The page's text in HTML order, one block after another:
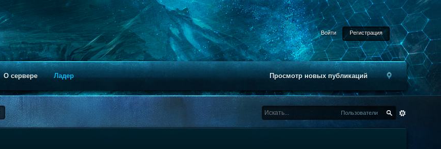
Войти Регистрация
Просмотр новых публикаций
О сервере Ладер
Пользователи